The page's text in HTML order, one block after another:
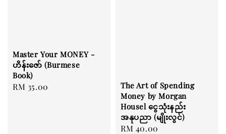
Master Your MONEY -
ဟိန်းဇော် (Burmese
Book)
Regular
RM 35.00
The Art of Spending
Money by Morgan
Housel ငွေသုံးနည်း
အနုပညာ (မျိုးလွင်)
Regular
RM 40.00